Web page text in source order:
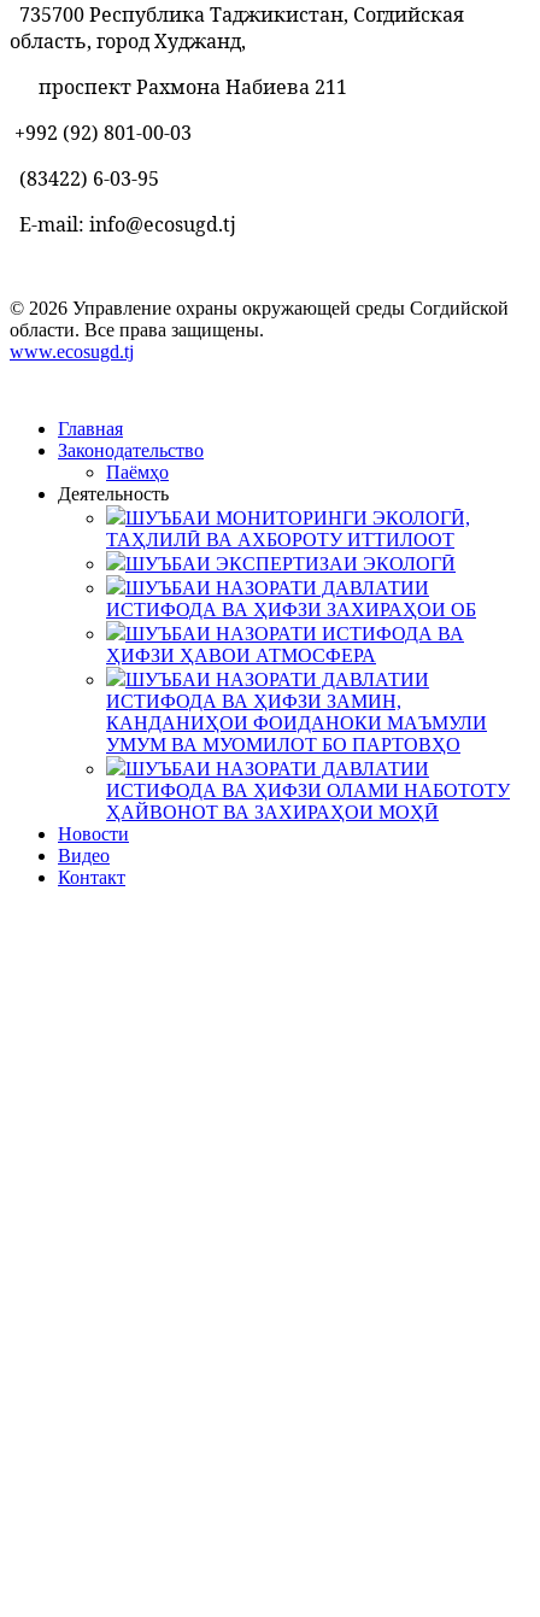
735700 Республика Таджикистан, Согдийская
область, город Худжанд,
проспект Рахмона Набиева 211
+992 (92) 801-00-03
(83422) 6-03-95
E-mail: info@ecosugd.tj
© 2026 Управление охраны окружающей среды Согдийской
области. Все права защищены.
www.ecosugd.tj
Главная
Законодательство
Паёмҳо
Деятельность
ШУЪБАИ МОНИТОРИНГИ ЭКОЛОГӢ,
ТАҲЛИЛӢ ВА АХБОРОТУ ИТТИЛООТ
ШУЪБАИ ЭКСПЕРТИЗАИ ЭКОЛОГӢ
ШУЪБАИ НАЗОРАТИ ДАВЛАТИИ
ИСТИФОДА ВА ҲИФЗИ ЗАХИРАҲОИ ОБ
ШУЪБАИ НАЗОРАТИ ИСТИФОДА ВА
ҲИФЗИ ҲАВОИ АТМОСФЕРА
ШУЪБАИ НАЗОРАТИ ДАВЛАТИИ
ИСТИФОДА ВА ҲИФЗИ ЗАМИН,
КАНДАНИҲОИ ФОИДАНОКИ МАЪМУЛИ
УМУМ ВА МУОМИЛОТ БО ПАРТОВҲО
ШУЪБАИ НАЗОРАТИ ДАВЛАТИИ
ИСТИФОДА ВА ҲИФЗИ ОЛАМИ НАБОТОТУ
ҲАЙВОНОТ ВА ЗАХИРАҲОИ МОҲӢ
Новости
Видео
Контакт